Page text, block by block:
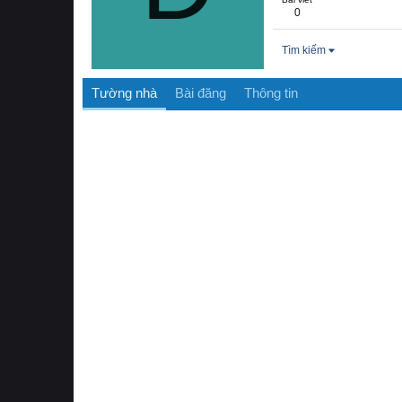
0
Tìm kiếm
Tường nhà Bài đăng Thông tin